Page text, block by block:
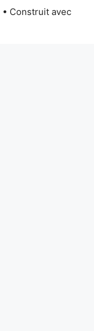
• Construit avec